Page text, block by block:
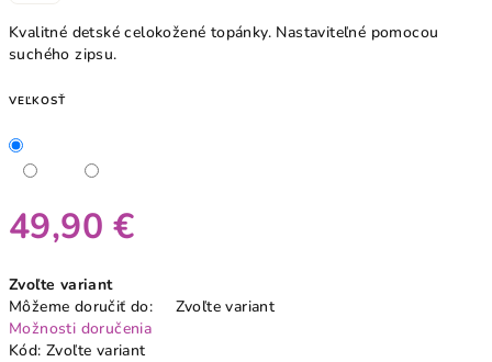
Kvalitné detské celokožené topánky. Nastaviteľné pomocou
suchého zipsu.
VEĽKOSŤ
49,90 €
cena:
Zvoľte variant
Môžeme doručiť do:
Zvoľte variant
Možnosti doručenia
Kód: Zvoľte variant